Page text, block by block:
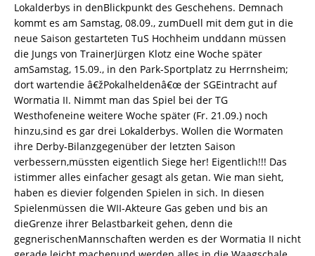
Lokalderbys in denBlickpunkt des Geschehens. Demnach
kommt es am Samstag, 08.09., zumDuell mit dem gut in die
neue Saison gestarteten TuS Hochheim unddann müssen
die Jungs von TrainerJürgen Klotz eine Woche später
amSamstag, 15.09., in den Park-Sportplatz zu Herrnsheim;
dort wartendie â€žPokalheldenâ€œ der SGEintracht auf
Wormatia II. Nimmt man das Spiel bei der TG
Westhofeneine weitere Woche später (Fr. 21.09.) noch
hinzu,sind es gar drei Lokalderbys. Wollen die Wormaten
ihre Derby-Bilanzgegenüber der letzten Saison
verbessern,müssten eigentlich Siege her! Eigentlich!!! Das
istimmer alles einfacher gesagt als getan. Wie man sieht,
haben es dievier folgenden Spielen in sich. In diesen
Spielenmüssen die WII-Akteure Gas geben und bis an
dieGrenze ihrer Belastbarkeit gehen, denn die
gegnerischenMannschaften werden es der Wormatia II nicht